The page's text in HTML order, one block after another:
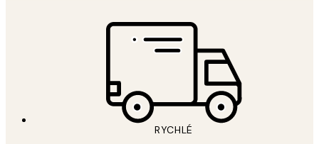
RYCHLÉ